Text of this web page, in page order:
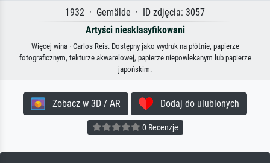
1932 · Gemälde · ID zdjęcia: 3057
Artyści niesklasyfikowani
Więcej wina · Carlos Reis. Dostępny jako wydruk na płótnie, papierze
fotograficznym, tekturze akwarelowej, papierze niepowlekanym lub papierze
japońskim.
Zobacz w 3D / AR Dodaj do ulubionych
0 Recenzje